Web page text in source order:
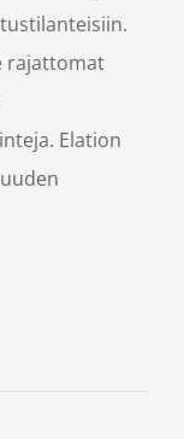
rajattomat
Elation